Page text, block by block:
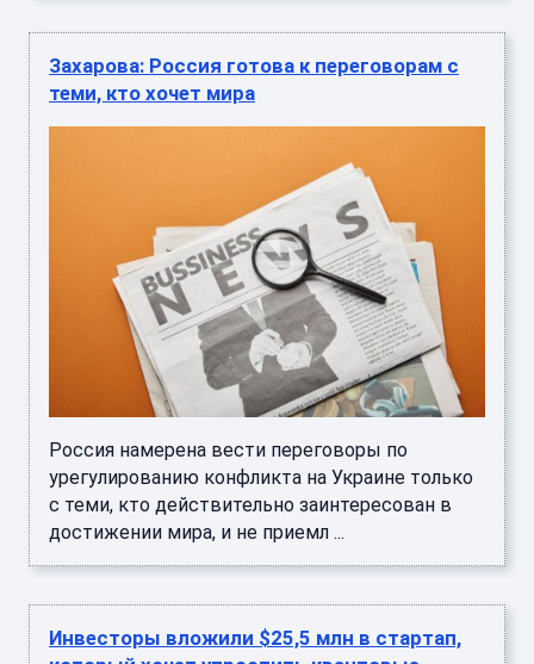
Захарова: Россия готова к переговорам с
теми, кто хочет мира
Россия намерена вести переговоры по
урегулированию конфликта на Украине только
с теми, кто действительно заинтересован в
достижении мира, и не приемл ...
Инвесторы вложили $25,5 млн в стартап,